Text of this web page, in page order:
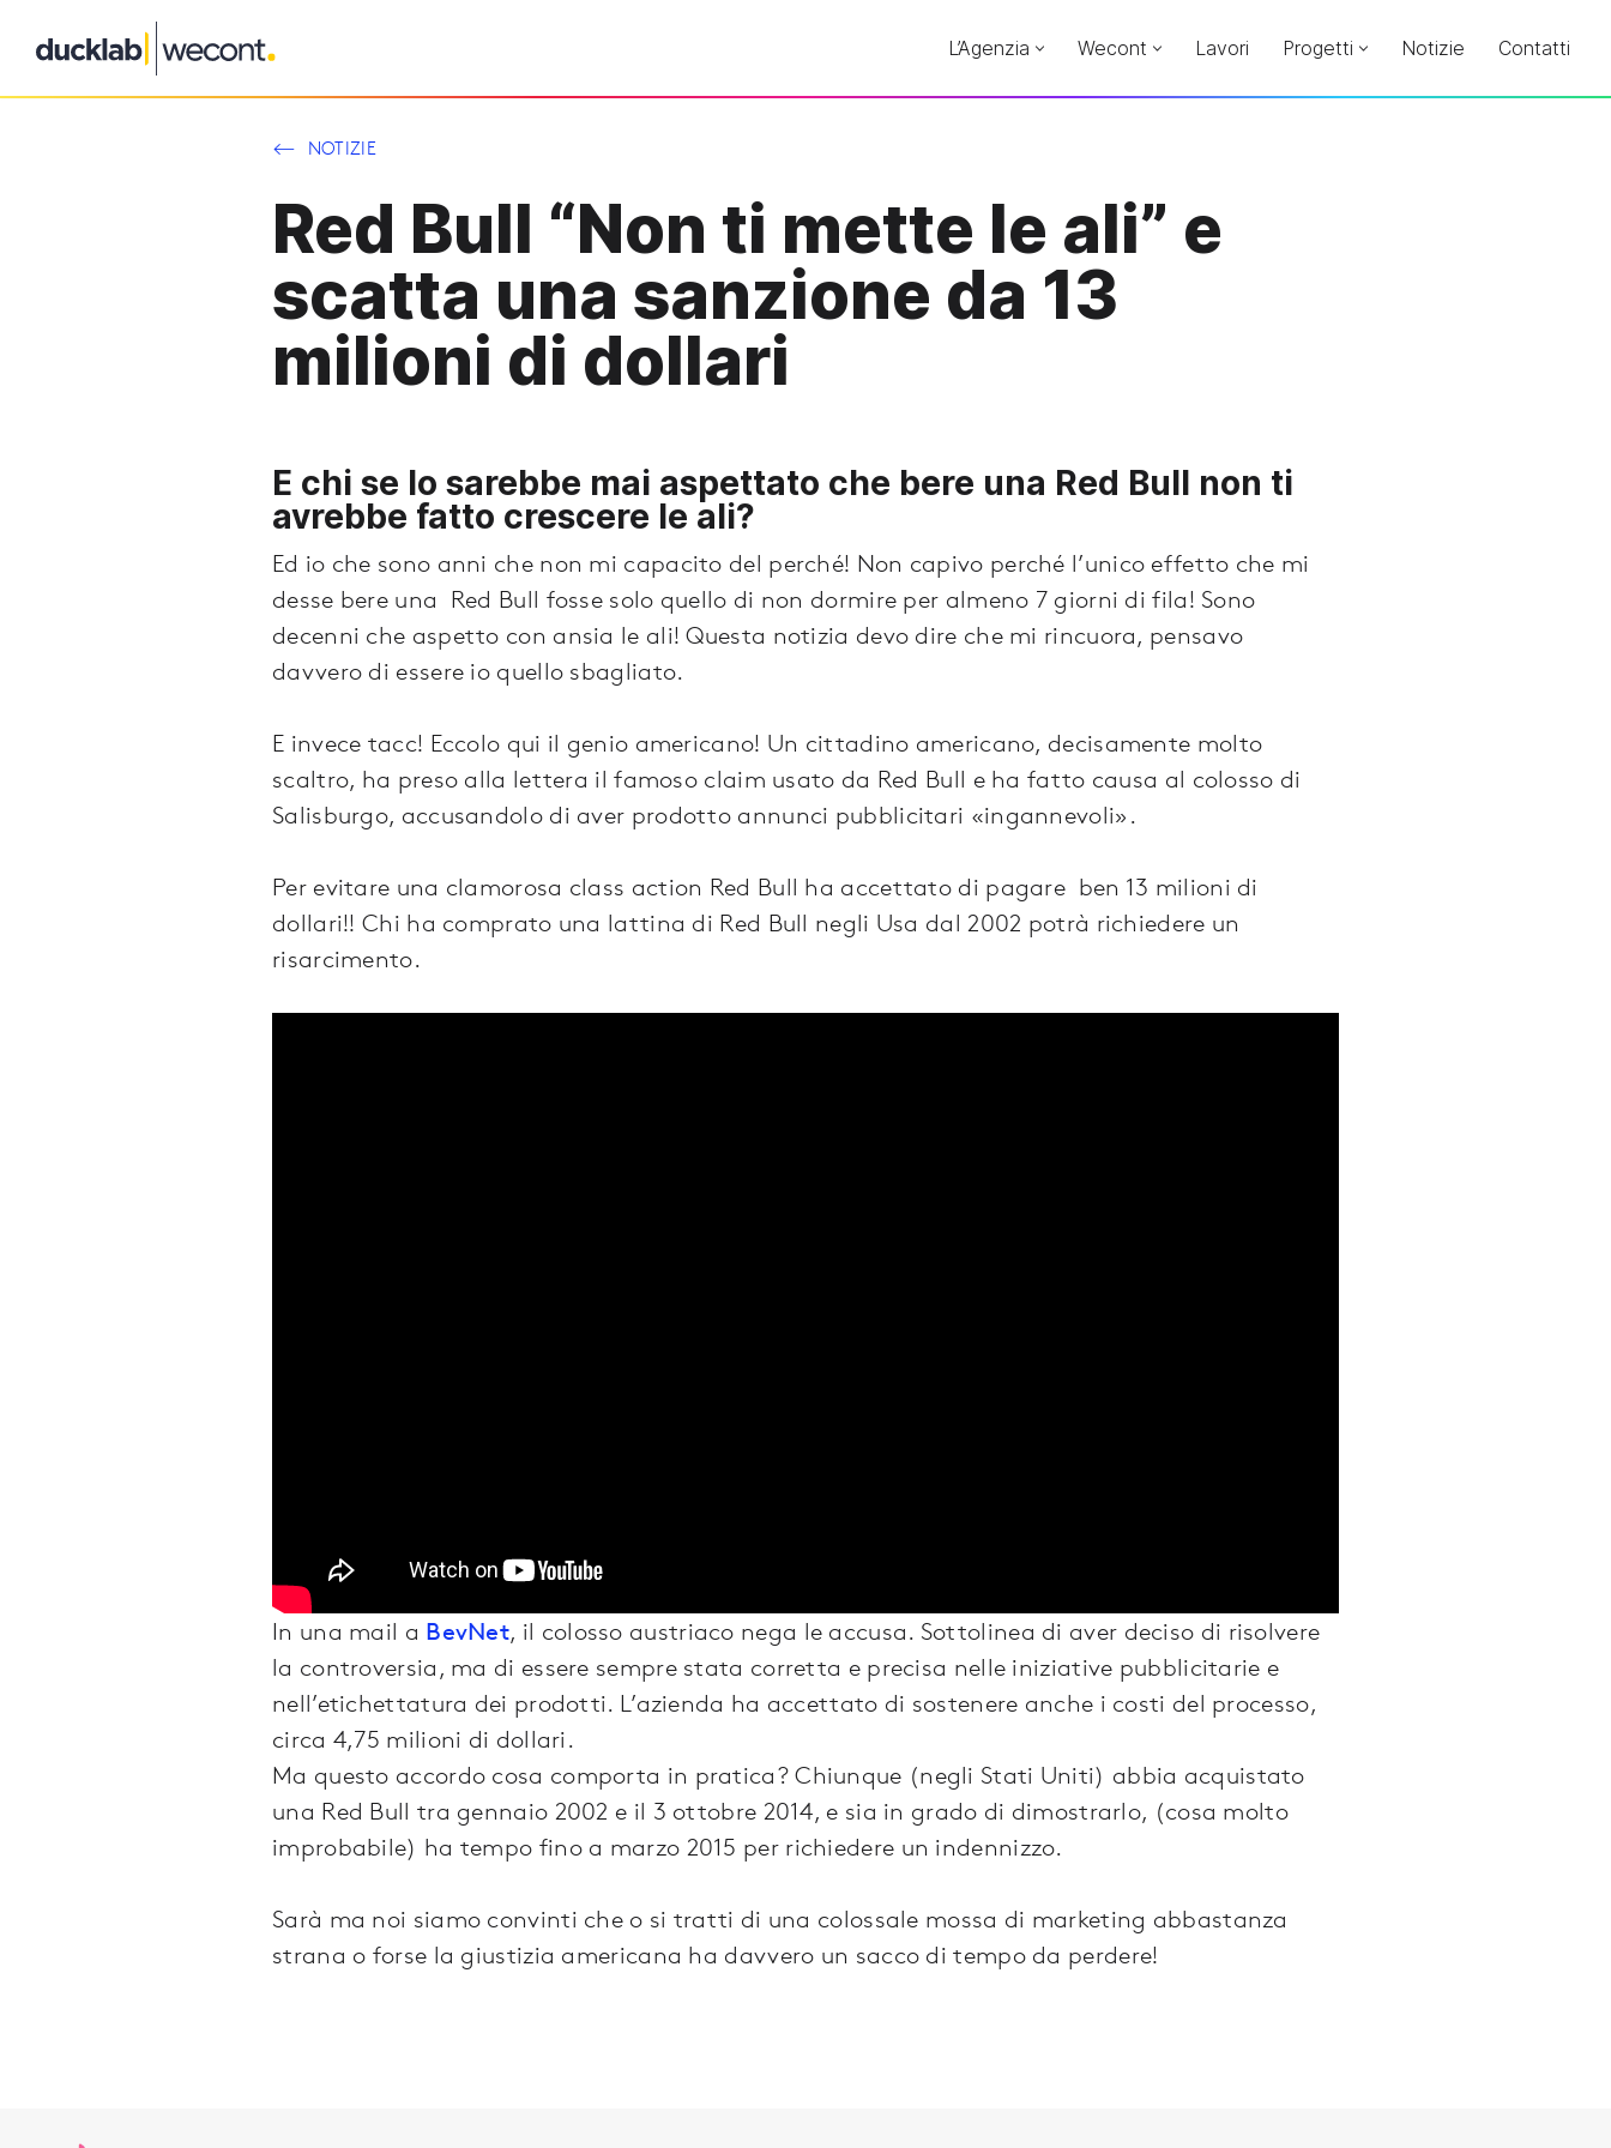
Vai
al
L’Agenzia Wecont Lavori Progetti Notizie Contatti
NOTIZIE
Red Bull “Non ti mette le ali” e
scatta una sanzione da 13
milioni di dollari
E chi se lo sarebbe mai aspettato che bere una Red Bull non ti
avrebbe fatto crescere le ali?
Ed io che sono anni che non mi capacito del perché! Non capivo perché l’unico effetto che mi
desse bere una Red Bull fosse solo quello di non dormire per almeno 7 giorni di fila! Sono
decenni che aspetto con ansia le ali! Questa notizia devo dire che mi rincuora, pensavo
davvero di essere io quello sbagliato.
E invece tacc! Eccolo qui il genio americano! Un cittadino americano, decisamente molto
scaltro, ha preso alla lettera il famoso claim usato da Red Bull e ha fatto causa al colosso di
Salisburgo, accusandolo di aver prodotto annunci pubblicitari «ingannevoli».
Per evitare una clamorosa class action Red Bull ha accettato di pagare ben 13 milioni di
dollari!! Chi ha comprato una lattina di Red Bull negli Usa dal 2002 potrà richiedere un
risarcimento.
In una mail a BevNet, il colosso austriaco nega le accusa. Sottolinea di aver deciso di risolvere
la controversia, ma di essere sempre stata corretta e precisa nelle iniziative pubblicitarie e
nell’etichettatura dei prodotti. L’azienda ha accettato di sostenere anche i costi del processo,
circa 4,75 milioni di dollari.
Ma questo accordo cosa comporta in pratica? Chiunque (negli Stati Uniti) abbia acquistato
una Red Bull tra gennaio 2002 e il 3 ottobre 2014, e sia in grado di dimostrarlo, (cosa molto
improbabile) ha tempo fino a marzo 2015 per richiedere un indennizzo.
Sarà ma noi siamo convinti che o si tratti di una colossale mossa di marketing abbastanza
strana o forse la giustizia americana ha davvero un sacco di tempo da perdere!